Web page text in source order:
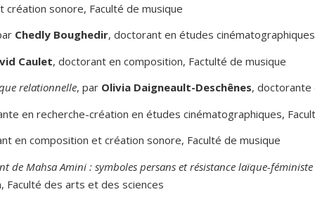
sonore, Faculté de musique
Chedly Boughedir, doctorant en études
Caulet, doctorant en composition, Factulté de musique
relationnelle, par Olivia Daigneault-Deschênes, doctorante
en recherche-création en études cinématographiques,
en composition et création sonore, Faculté de musique
de Mahsa Amini : symboles persans et résistance laïque-
Faculté des arts et des sciences